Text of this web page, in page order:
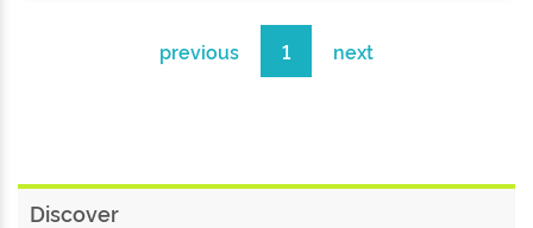
previous 1 next
Discover